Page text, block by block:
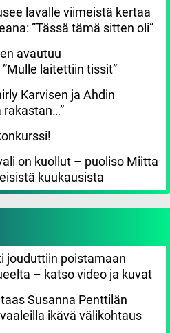
lavalle viimeistä kertaa
”Tässä tämä sitten oli”
avautuu
laitettiin tissit”
Karvisen ja Ahdin
rakastan…”
on kuollut – puoliso Miitta
kuukausista
jouduttiin poistamaan
– katso video ja kuvat
Susanna Penttilän
ikävä välikohtaus